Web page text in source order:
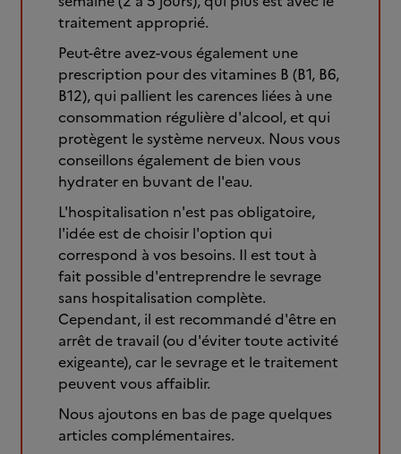
traitement approprié.
Peut-être avez-vous également une
prescription pour des vitamines B (B1, B6,
B12), qui pallient les carences liées à une
consommation régulière d'alcool, et qui
protègent le système nerveux. Nous vous
conseillons également de bien vous
hydrater en buvant de l'eau.
L'hospitalisation n'est pas obligatoire,
l'idée est de choisir l'option qui
correspond à vos besoins. Il est tout à
fait possible d'entreprendre le sevrage
sans hospitalisation complète.
Cependant, il est recommandé d'être en
arrêt de travail (ou d'éviter toute activité
exigeante), car le sevrage et le traitement
peuvent vous affaiblir.
Nous ajoutons en bas de page quelques
articles complémentaires.